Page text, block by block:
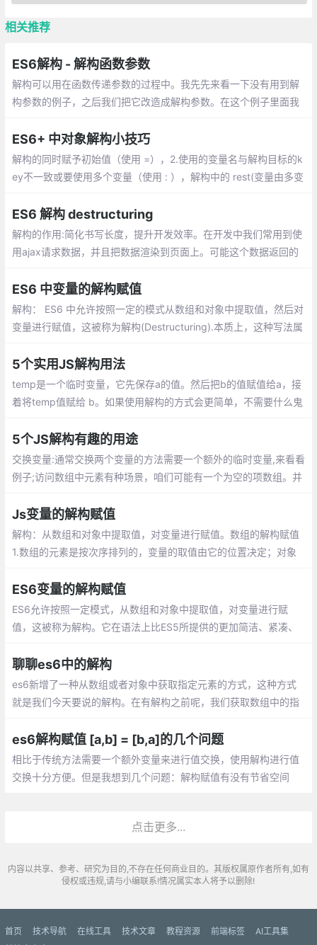
相关推荐
ES6解构 - 解构函数参数
解构可以用在函数传递参数的过程中。我先先来看一下没有用到解
构参数的例子，之后我们把它改造成解构参数。在这个例子里面我
ES6+ 中对象解构小技巧
解构的同时赋予初始值（使用 =），2.使用的变量名与解构目标的k
ey不一致或要使用多个变量（使用 : ），解构中的 rest(变量由多变
ES6 解构 destructuring
解构的作用:简化书写长度，提升开发效率。在开发中我们常用到使
用ajax请求数据，并且把数据渲染到页面上。可能这个数据返回的
ES6 中变量的解构赋值
解构： ES6 中允许按照一定的模式从数组和对象中提取值，然后对
变量进行赋值，这被称为解构(Destructuring).本质上，这种写法属
相应的值。
5个实用JS解构用法
temp是一个临时变量，它先保存a的值。然后把b的值赋值给a，接
着将temp值赋给 b。如果使用解构的方式会更简单，不需要什么鬼
5个JS解构有趣的用途
交换变量:通常交换两个变量的方法需要一个额外的临时变量,来看看
例子;访问数组中元素有种场景，咱们可能有一个为空的项数组。并
Js变量的解构赋值
解构：从数组和对象中提取值，对变量进行赋值。数组的解构赋值
1.数组的元素是按次序排列的，变量的取值由它的位置决定；对象
到正确的值。
ES6变量的解构赋值
ES6允许按照一定模式，从数组和对象中提取值，对变量进行赋
值，这被称为解构。它在语法上比ES5所提供的更加简洁、紧凑、
式。
聊聊es6中的解构
es6新增了一种从数组或者对象中获取指定元素的方式，这种方式
就是我们今天要说的解构。在有解构之前呢，我们获取数组中的指
es6解构赋值 [a,b] = [b,a]的几个问题
相比于传统方法需要一个额外变量来进行值交换，使用解构进行值
交换十分方便。但是我想到几个问题：解构赋值有没有节省空间
点击更多...
内容以共享、参考、研究为目的,不存在任何商业目的。其版权属原作者所有,如有
侵权或违规,请与小编联系!情况属实本人将予以删除!
首页 技术导航 在线工具 技术文章 教程资源 前端标签
AI工具集